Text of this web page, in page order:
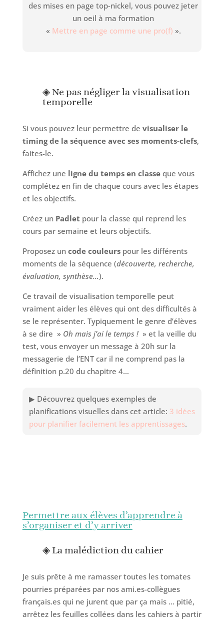
des mises en page top-nickel, vous pouvez jeter
un oeil à ma formation
« Mettre en page comme une pro(f) ».
◈ Ne pas négliger la visualisation
temporelle
Si vous pouvez leur permettre de visualiser le
timing de la séquence avec ses moments-clefs,
faites-le.
Affichez une ligne du temps en classeque vous
complétez en fin de chaque cours avec les étapes
et les objectifs.
Créez un Padlet pour la classe qui reprend les
cours par semaine et leurs objectifs.
Proposez un code couleurspour les différents
moments de la séquence (découverte, recherche,
évaluation, synthèse…).
Ce travail de visualisation temporelle peut
vraiment aider les élèves qui ont des difficultés à
se le représenter. Typiquement le genre d’élèves
à se dire » Oh mais j’ai le temps ! » et la veille du
test, vous envoyer un message à 20h sur la
messagerie de l’ENT car il ne comprend pas la
définition p.20 du chapitre 4…
▶ Découvrez quelques exemples de
planifications visuelles dans cet article: 3 idées
pour planifier facilement les apprentissages.
Permettre aux élèves d’apprendre à
s’organiser et d’y arriver
◈ La malédiction du cahier
Je suis prête à me ramasser toutes les tomates
pourries préparées par nos ami.es-collègues
français.es qui ne jurent que par ça mais … pitié,
arrêtez les feuilles collées dans les cahiers à partir